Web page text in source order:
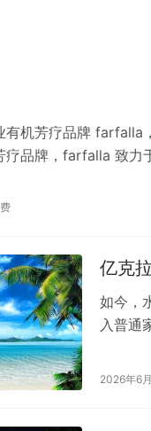
有机芳疗品牌 farfalla
疗品牌，farfalla 致力
亿克
如今，
入普通
2026年6